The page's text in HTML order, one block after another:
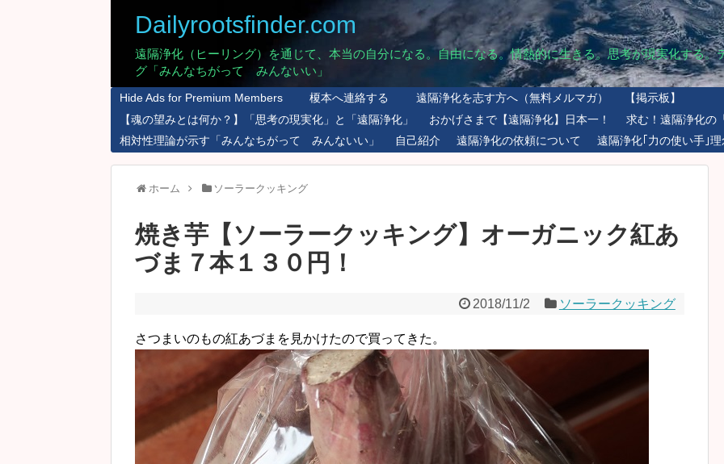
Dailyrootsfinder.com
遠隔浄化（ヒーリング）を通じて、本当の自分になる。自由になる。情熱的に生きる。思考が現実化する
グ「みんなちがって みんないい」
Hide Ads for Premium Members 榎本へ連絡する 遠隔浄化を志す方へ（無料メルマガ）
【掲示板】
【魂の望みとは何か？】「思考の現実化」と「遠隔浄化」
おかげさまで【遠隔浄化】日本一！
求む！遠隔浄化の
相対性理論が示す「みんなちがって みんないい」
自己紹介 遠隔浄化の依頼について 遠隔浄化｢力の使い手｣
ホーム ソーラークッキング
焼き芋【ソーラークッキング】オーガニック紅あ
づま７本１３０円！
2018/11/2 ソーラークッキング
さつまいのもの紅あづまを見かけたので買ってきた。